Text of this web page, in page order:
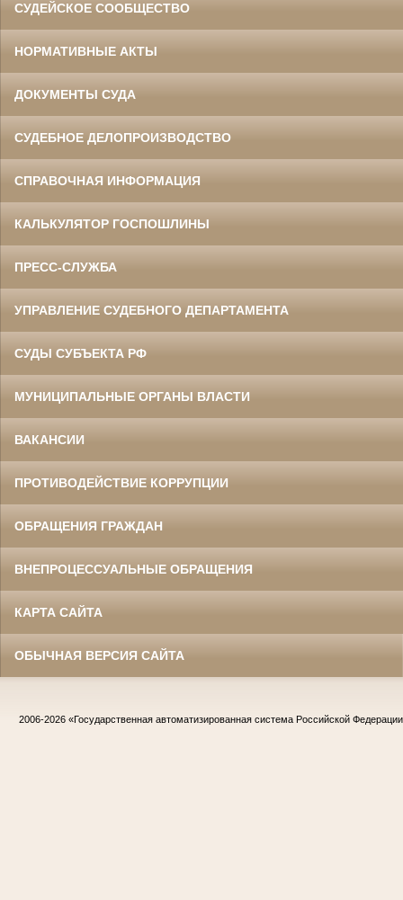
СУДЕЙСКОЕ СООБЩЕСТВО
НОРМАТИВНЫЕ АКТЫ
ДОКУМЕНТЫ СУДА
СУДЕБНОЕ ДЕЛОПРОИЗВОДСТВО
СПРАВОЧНАЯ ИНФОРМАЦИЯ
КАЛЬКУЛЯТОР ГОСПОШЛИНЫ
ПРЕСС-СЛУЖБА
УПРАВЛЕНИЕ СУДЕБНОГО ДЕПАРТАМЕНТА
СУДЫ СУБЪЕКТА РФ
МУНИЦИПАЛЬНЫЕ ОРГАНЫ ВЛАСТИ
ВАКАНСИИ
ПРОТИВОДЕЙСТВИЕ КОРРУПЦИИ
ОБРАЩЕНИЯ ГРАЖДАН
ВНЕПРОЦЕССУАЛЬНЫЕ ОБРАЩЕНИЯ
КАРТА САЙТА
ОБЫЧНАЯ ВЕРСИЯ САЙТА
2006-2026 «Государственная автоматизированная система Российской